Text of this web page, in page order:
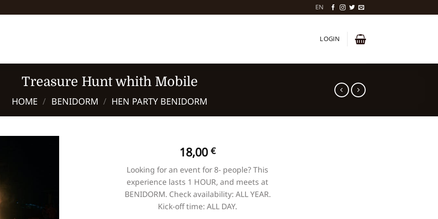
EN
LOGIN
Treasure Hunt whith Mobile
HOME / BENIDORM / HEN PARTY BENIDORM
18,00 €
Looking for an event for 8- people? This
experience lasts 1 HOUR, and meets at
BENIDORM. Check availability: ALL YEAR.
Kick-off time: ALL DAY.